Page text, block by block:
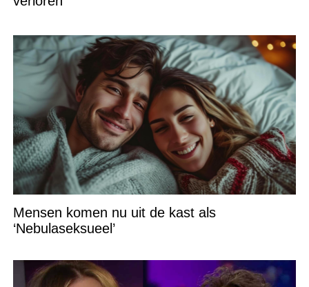
Mensen komen nu uit de kast als
‘Nebulaseksueel’